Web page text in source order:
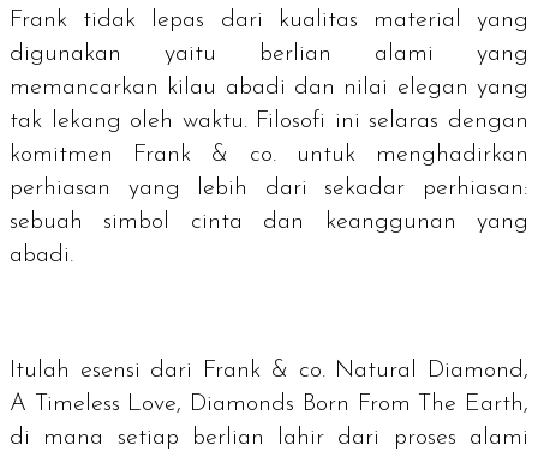
Frank tidak lepas dari kualitas material yang
digunakan yaitu berlian alami yang
memancarkan kilau abadi dan nilai elegan yang
tak lekang oleh waktu. Filosofi ini selaras dengan
komitmen Frank & co. untuk menghadirkan
perhiasan yang lebih dari sekadar perhiasan:
sebuah simbol cinta dan keanggunan yang
abadi.
Itulah esensi dari Frank & co. Natural Diamond,
A Timeless Love, Diamonds Born From The Earth,
di mana setiap berlian lahir dari proses alami